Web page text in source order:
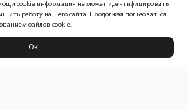
cookie информация не может идентифицировать
работу нашего сайта. Продолжая пользоваться
файлов cookie.
Ок